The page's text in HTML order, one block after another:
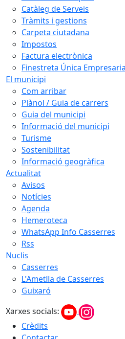
Catàleg de Serveis
Tràmits i gestions
Carpeta ciutadana
Impostos
Factura electrònica
Finestreta Única
El municipi
Com arribar
Plànol / Guia de carrers
Guia del municipi
Informació del municipi
Turisme
Sostenibilitat
Informació geogràfica
Actualitat
Avisos
Notícies
Agenda
Hemeroteca
WhatsApp Info Casserres
Rss
Nuclis
Casserres
L'Ametlla de Casserres
Guixaró
Xarxes socials:
Crèdits